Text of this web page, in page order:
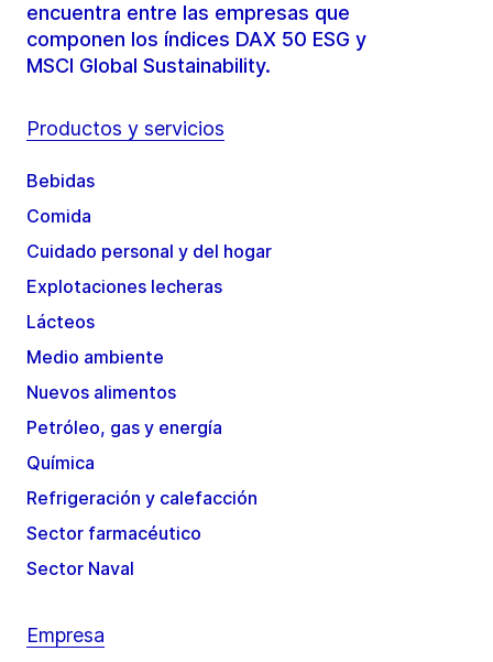
encuentra entre las empresas que
componen los índices DAX 50 ESG y
MSCI Global Sustainability.
Productos y servicios
Bebidas
Comida
Cuidado personal y del hogar
Explotaciones lecheras
Lácteos
Medio ambiente
Nuevos alimentos
Petróleo, gas y energía
Química
Refrigeración y calefacción
Sector farmacéutico
Sector Naval
Empresa